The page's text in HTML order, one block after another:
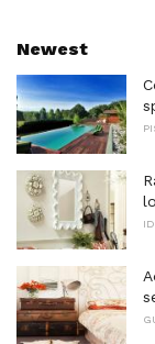
Newest